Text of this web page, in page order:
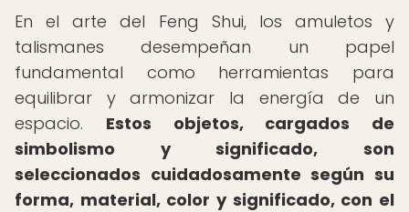
En el arte del Feng Shui, los amuletos y
talismanes desempeñan un papel
fundamental como herramientas para
equilibrar y armonizar la energía de un
espacio. Estos objetos, cargados de
simbolismo y significado, son
seleccionados cuidadosamente según su
forma, material, color y significado, con el